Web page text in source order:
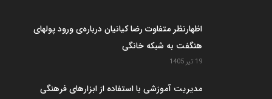
اظهارنظر متفاوت رضا کیانیان درباره‌ی ورود پولهای
هنگفت به شبکه خانگی
19 تیر 1405
مدیریت آموزشی با استفاده از ابزارهای فرهنگی